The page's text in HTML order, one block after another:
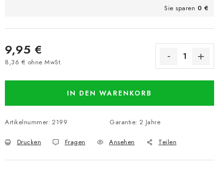
Sie sparen 0 €
9,95 €
8,36 € ohne MwSt.
IN DEN WARENKORB
Artikelnummer: 2199 Garantie: 2 Jahre
Drucken Fragen Ansehen Teilen